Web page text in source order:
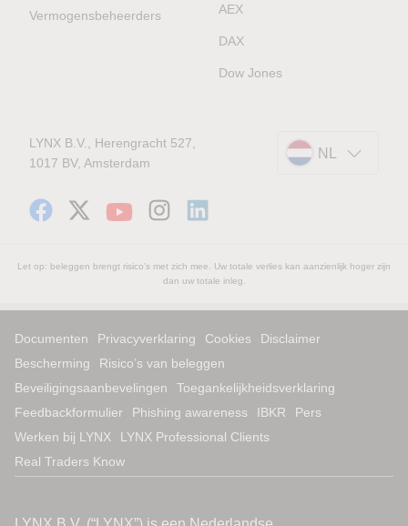
Vermogensbeheerders AEX
DAX
Dow Jones
LYNX B.V., Herengracht 527,
1017 BV, Amsterdam
NL
Let op: beleggen brengt risico's met zich mee. Uw totale verlies kan aanzienlijk hoger zijn
dan uw totale inleg.
Documenten Privacyverklaring Cookies
Disclaimer
Bescherming
Risico’s van beleggen
Beveiligingsaanbevelingen
Toegankelijkheidsverklaring
Feedbackformulier
Phishing awareness IBKR
Pers
Werken bij LYNX
LYNX Professional Clients
Real Traders Know